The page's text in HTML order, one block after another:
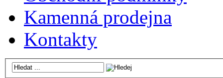
Kamenná prodejna
Kontakty